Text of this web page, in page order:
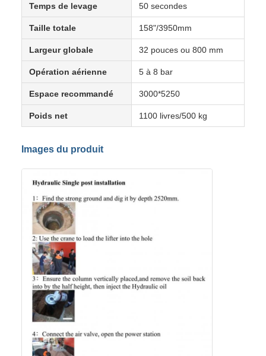
Temps de levage 50 secondes
Taille totale 158"/3950mm
Largeur globale 32 pouces ou 800 mm
Opération aérienne 5 à 8 bar
Espace recommandé 3000*5250
Poids net 1100 livres/500 kg
Images du produit